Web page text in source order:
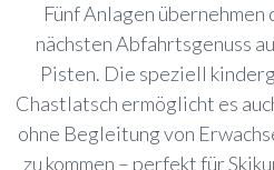
Fünf Anlagen übernehmen
nächsten Abfahrtsgenuss
Pisten. Die speziell
Chastlatsch ermöglicht es
ohne Begleitung von
zu kommen – perfekt für